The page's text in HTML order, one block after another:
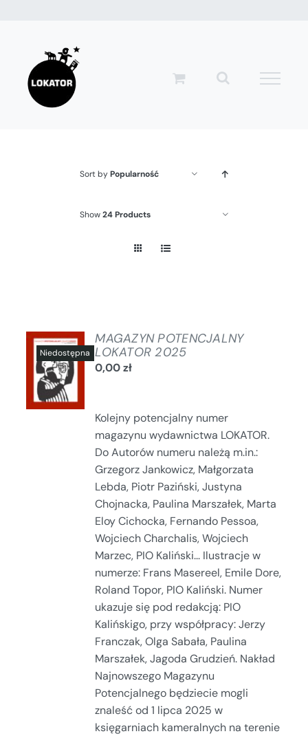
zawartości
Sort byPopularność
Show24 Products
SZCZEGÓŁY
MAGAZYN POTENCJALNY
LOKATOR 2025
0,00zł
Kolejny potencjalny numer
magazynu wydawnictwa LOKATOR.
Do Autorów numeru należą m.in.:
Grzegorz Jankowicz, Małgorzata
Lebda, Piotr Paziński, Justyna
Chojnacka, Paulina Marszałek, Marta
Eloy Cichocka, Fernando Pessoa,
Wojciech Charchalis, Wojciech
Marzec, PIO Kaliński... Ilustracje w
numerze: Frans Masereel, Emile Dore,
Roland Topor, PIO Kaliński. Numer
ukazuje się pod redakcją: PIO
Kalińskigo, przy współpracy: Jerzy
Franczak, Olga Sabała, Paulina
Marszałek, Jagoda Grudzień. Nakład
Najnowszego Magazynu
Potencjalnego będziecie mogli
znaleść od 1 lipca 2025 w
księgarniach kameralnych na terenie